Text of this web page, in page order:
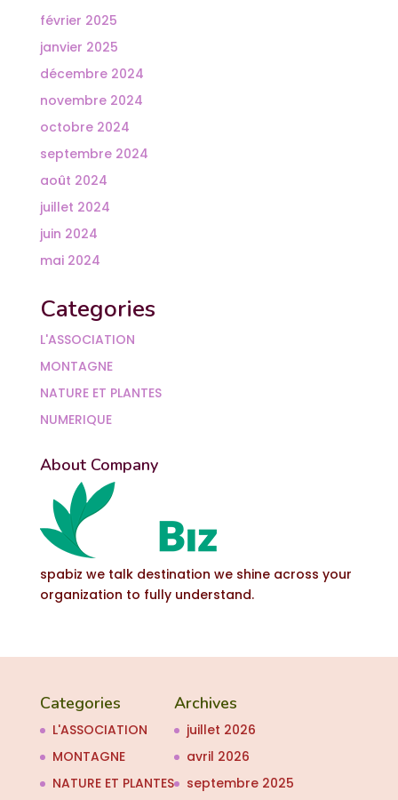
février 2025
janvier 2025
décembre 2024
novembre 2024
octobre 2024
septembre 2024
août 2024
juillet 2024
juin 2024
mai 2024
Categories
L'ASSOCIATION
MONTAGNE
NATURE ET PLANTES
NUMERIQUE
About Company
spabiz we talk destination we shine across your
organization to fully understand.
Categories
L'ASSOCIATION
MONTAGNE
NATURE ET PLANTES
Archives
juillet 2026
avril 2026
septembre 2025